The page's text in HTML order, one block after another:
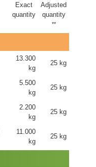
Exact
quantity
Adjusted
quantity
**
13.300
kg
25 kg
5.500
kg
25 kg
2.200
kg
25 kg
11.000
kg
25 kg